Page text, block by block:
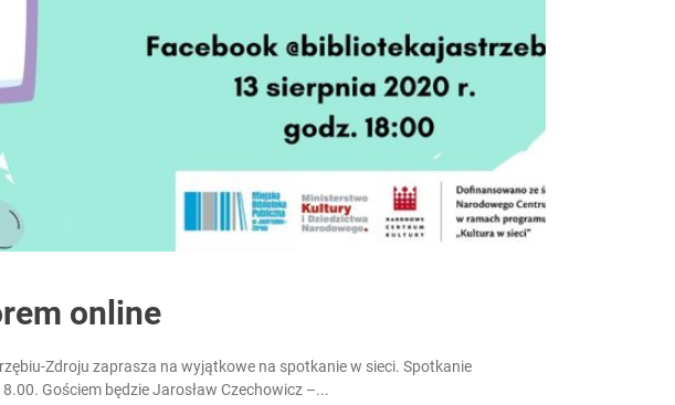
online
Zdroju zaprasza na wyjątkowe na spotkanie w sieci. Spotkanie
Gościem będzie Jarosław Czechowicz –...